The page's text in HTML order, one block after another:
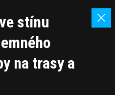
stínu
na trasy a